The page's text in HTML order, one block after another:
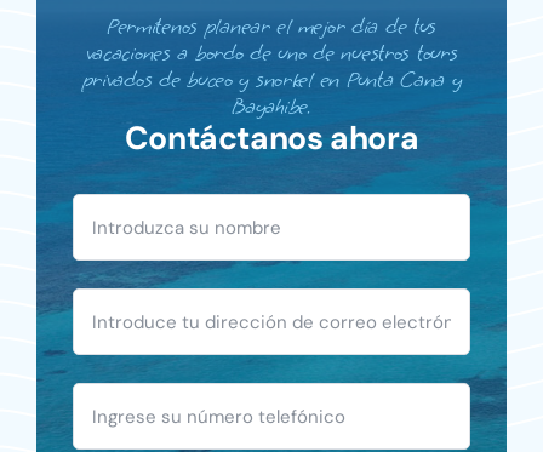
vacaciones a bordo de uno de nuestros tours
privados de buceo y snorkel en Punta Cana y
Bayahibe.
Contáctanos ahora